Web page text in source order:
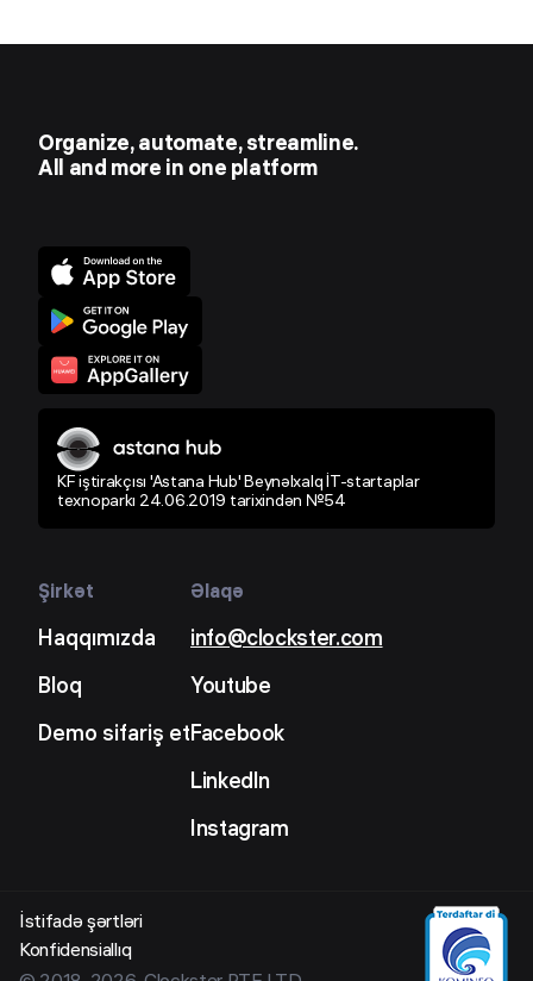
Organize, automate, streamline.
All and more in one platform
KF iştirakçısı 'Astana Hub' Beynəlxalq İT-startaplar
texnoparkı 24.06.2019 tarixindən №54
Şirkət
Haqqımızda
Bloq
Demo sifariş et
Əlaqə
info@clockster.com
Youtube
Facebook
LinkedIn
Instagram
İstifadə şərtləri
Konfidensiallıq